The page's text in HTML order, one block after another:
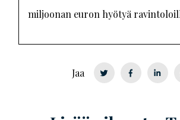
miljoonan euron hyötyä
Jaa